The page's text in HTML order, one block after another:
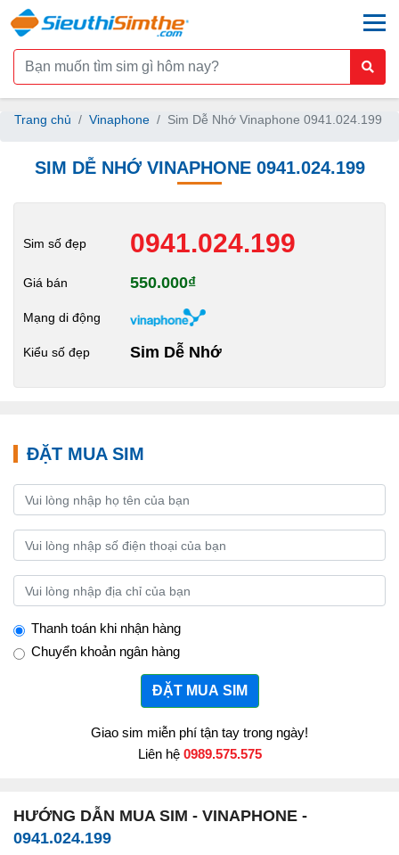
Trang chủ Vinaphone Sim Dễ Nhớ Vinaphone 0941.024.199
SIM DỄ NHỚ VINAPHONE 0941.024.199
Sim số đẹp 0941.024.199
Giá bán 550.000₫
Mạng di động
Kiểu số đẹp Sim Dễ Nhớ
ĐẶT MUA SIM
Thanh toán khi nhận hàng
Chuyển khoản ngân hàng
ĐẶT MUA SIM
Giao sim miễn phí tận tay trong ngày!
Liên hệ 0989.575.575
HƯỚNG DẪN MUA SIM - VINAPHONE -
0941.024.199